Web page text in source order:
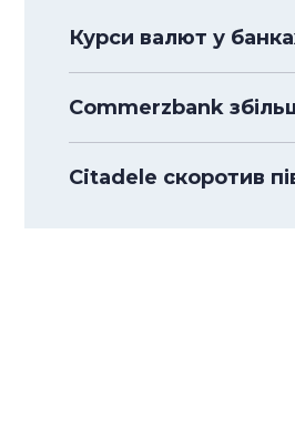
Курси валют у
Commerzbank
Citadele скоротив